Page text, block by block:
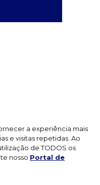
a experiência mais
e visitas repetidas. Ao
de TODOS os
nosso Portal de